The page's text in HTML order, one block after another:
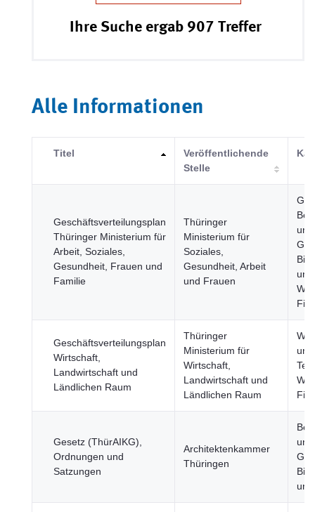
Ihre Suche ergab 907 Treffer
Alle Informationen
Titel
Veröffentlichende
Stelle
Geschäftsverteilungsplan
Thüringer Ministerium für
Arbeit, Soziales,
Gesundheit, Frauen und
Familie
Thüringer
Ministerium für
Soziales,
Gesundheit, Arbeit
und Frauen
und
Geschäftsverteilungsplan
Wirtschaft,
Landwirtschaft und
Ländlichen Raum
Thüringer
Ministerium für
Wirtschaft,
Landwirtschaft und
Ländlichen Raum
und
Gesetz (ThürAIKG),
Ordnungen und
Satzungen
Architektenkammer
Thüringen
und